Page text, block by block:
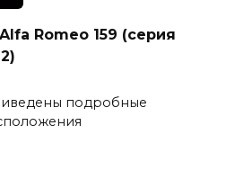
Romeo 159 (серия
подробные